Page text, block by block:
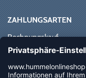
ZAHLUNGSARTEN
Rechnungskauf
Paypal
Vorkasse